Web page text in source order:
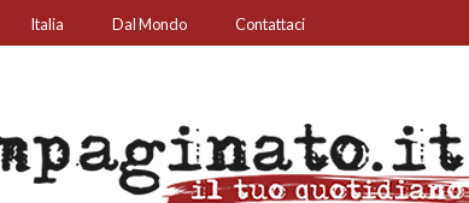
Italia Dal Mondo Contattaci